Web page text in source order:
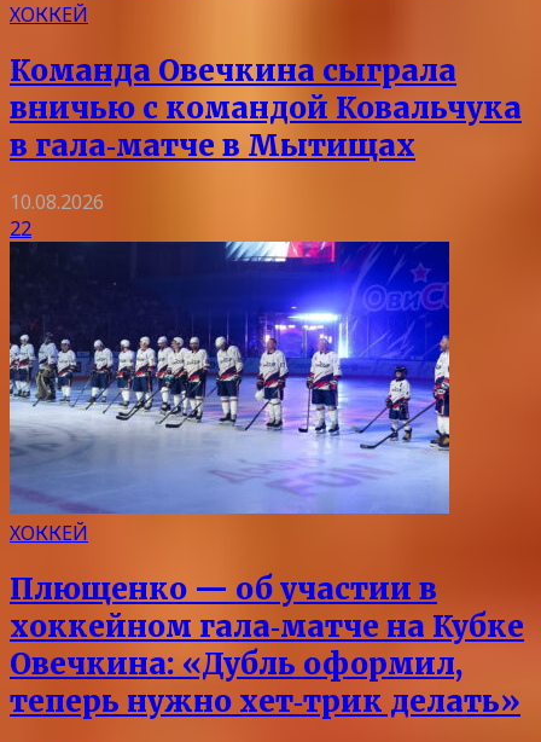
ХОККЕЙ
Команда Овечкина сыграла
вничью с командой Ковальчука
в гала‑матче в Мытищах
10.08.2026
22
ХОККЕЙ
Плющенко — об участии в
хоккейном гала‑матче на Кубке
Овечкина: «Дубль оформил,
теперь нужно хет‑трик делать»